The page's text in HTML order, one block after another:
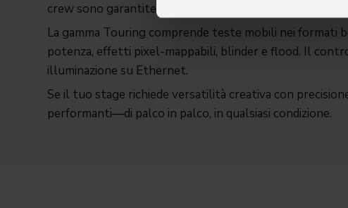
crew sono garantite affidabilità, dimensioni e pesi
La gamma Touring comprende teste mobili nei
potenza, effetti pixel-mappabili, blinder e flood. Il
illuminazione su Ethernet.
Se il tuo stage richiede versatilità creativa con
performanti—di palco in palco, in qualsiasi condizione.